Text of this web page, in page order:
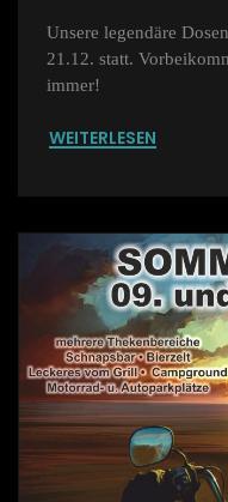
Unsere legendäre
21.12. statt.
immer!
WEITERLESEN